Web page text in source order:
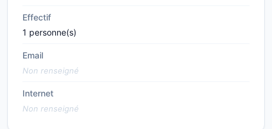
Effectif
1 personne(s)
Email
Non renseigné
Internet
Non renseigné